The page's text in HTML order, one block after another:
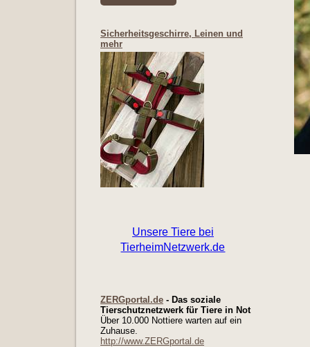
Sicherheitsgeschirre, Leinen und
mehr
ZERGportal.de - Das soziale
Tierschutznetzwerk für Tiere in Not
Über 10.000 Nottiere warten auf ein
Zuhause.
http://www.ZERGportal.de